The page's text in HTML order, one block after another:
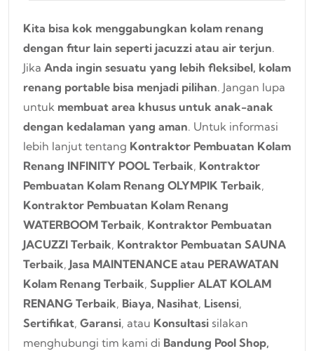
Kita bisa kok menggabungkan kolam renang
dengan fitur lain seperti jacuzzi atau air terjun.
Jika Anda ingin sesuatu yang lebih fleksibel, kolam
renang portable bisa menjadi pilihan. Jangan lupa
untuk membuat area khusus untuk anak-anak
dengan kedalaman yang aman. Untuk informasi
lebih lanjut tentang Kontraktor Pembuatan Kolam
Renang INFINITY POOL Terbaik, Kontraktor
Pembuatan Kolam Renang OLYMPIK Terbaik,
Kontraktor Pembuatan Kolam Renang
WATERBOOM Terbaik, Kontraktor Pembuatan
JACUZZI Terbaik, Kontraktor Pembuatan SAUNA
Terbaik, Jasa MAINTENANCE atau PERAWATAN
Kolam Renang Terbaik, Supplier ALAT KOLAM
RENANG Terbaik, Biaya, Nasihat, Lisensi,
Sertifikat, Garansi, atau Konsultasi silakan
menghubungi tim kami di Bandung Pool Shop,